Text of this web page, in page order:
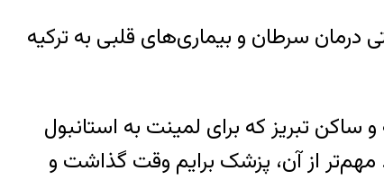
درمان سرطان و بیماری‌های قلبی به ترکیه
از حوزه‌هایی است که سالانه هزاران ایرانی را به ترکیه می‌کشاند. «رضا»، ۴۷ ساله و ساکن تبریز که برای لمینت به استانبول
مهم‌تر از آن، پزشک برایم وقت گذاشت و